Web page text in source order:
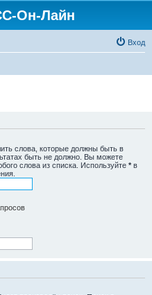
Он-Лайн
Вход
слова, которые должны быть в
быть не должно. Вы можете
слова из списка. Используйте * в